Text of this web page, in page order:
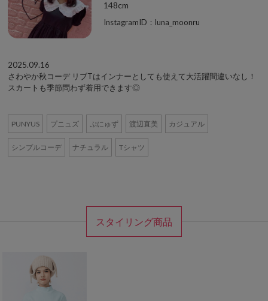
148cm
InstagramID：luna_moonru
2025.09.16
さわやか秋コーデ リブTはインナーとしても使えて大活躍間違いなし！
スカートも季節問わず着用できます◎
PUNYUS プニュズ ぷにゅず 渡辺直美 カジュアル
シンプルコーデ ナチュラル Tシャツ
スタイリング商品